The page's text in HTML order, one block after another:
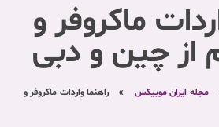
ماکروفر و
از چین و دبی
مجله ایران موبیکس »
راهنما واردات ماکروفر و